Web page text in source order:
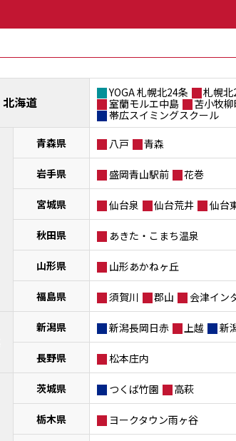
北海道
YOGA 札幌北24条 札幌北
室蘭モルエ中島
苫小牧柳
帯広スイミングスクール
青森県 八戸 青森
岩手県 盛岡青山駅前 花巻
宮城県 仙台泉 仙台荒井 仙台
秋田県 あきた・こまち温泉
山形県 山形あかねヶ丘
福島県 須賀川 郡山 会津イン
新潟県 新潟長岡日赤 上越 新
長野県 松本庄内
茨城県 つくば竹園 高萩
栃木県 ヨークタウン雨ヶ谷